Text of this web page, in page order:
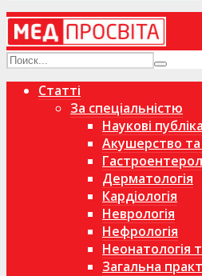
Статті
За спеціальністю
Наукові
Акушерство та
Дерматологія
Кардіологія
Неврологія
Нефрологія
Неонатологія
Загальна